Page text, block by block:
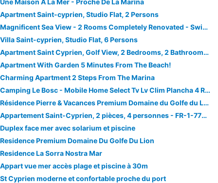
Une Maison A La Mer - Proche De La Marina
Apartment Saint-cyprien, Studio Flat, 2 Persons
Magnificent Sea View - 2 Rooms Completely Renovated - Swimming Pool And Parking
Villa Saint-cyprien, Studio Flat, 6 Persons
Apartment Saint Cyprien, Golf View, 2 Bedrooms, 2 Bathrooms, 900 M To The Beach
Apartment With Garden 5 Minutes From The Beach!
Charming Apartment 2 Steps From The Marina
Camping Le Bosc - Mobile Home Select Tv Lv Clim Plancha 4 Rooms 6 People
Résidence Pierre & Vacances Premium Domaine du Golfe du Lion
Appartement Saint-Cyprien, 2 pièces, 4 personnes - FR-1-776-22
Duplex face mer avec solarium et piscine
Residence Premium Domaine Du Golfe Du Lion
Residence La Sorra Nostra Mar
Appart vue mer accès plage et piscine à 30m
St Cyprien moderne et confortable proche du port